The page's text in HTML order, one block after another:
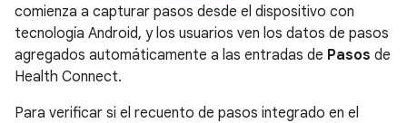
comienza a capturar pasos desde el dispositivo con
tecnología Android, y los usuarios ven los datos de pasos
agregados automáticamente a las entradas de Pasos de
Health Connect.
Para verificar si el recuento de pasos integrado en el